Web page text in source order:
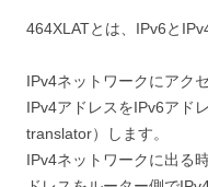
464XLATとは、IPv6と
IPv4ネットワークにアク
IPv4アドレスをIPv6アド
translator）します。
IPv4ネットワークに出る